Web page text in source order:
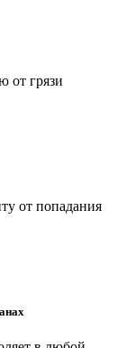
от грязи
от попадания